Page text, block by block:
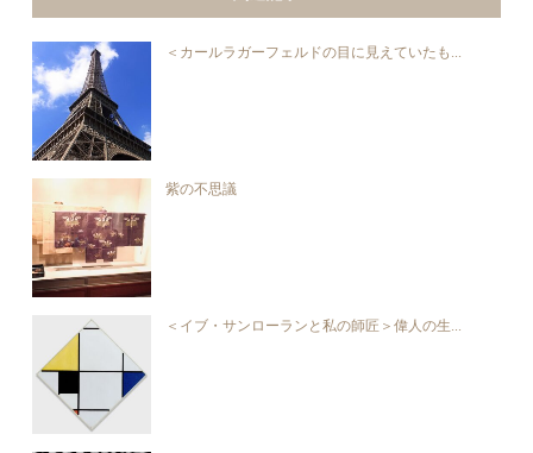
＜カールラガーフェルドの目に見えていたも...
紫の不思議
＜イブ・サンローランと私の師匠＞偉人の生...